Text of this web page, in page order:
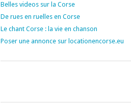
Belles videos sur la Corse
De rues en ruelles en Corse
Le chant Corse : la vie en chanson
Poser une annonce sur locationencorse.eu